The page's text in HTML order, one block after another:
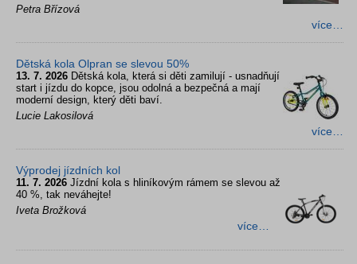
Petra Břízová
více…
Dětská kola Olpran se slevou 50%
13. 7. 2026 Dětská kola, která si děti zamilují - usnadňují
start i jízdu do kopce, jsou odolná a bezpečná a mají
moderní design, který děti baví.
Lucie Lakosilová
více…
Výprodej jízdních kol
11. 7. 2026 Jízdní kola s hliníkovým rámem se slevou až
40 %, tak neváhejte!
Iveta Brožková
více…